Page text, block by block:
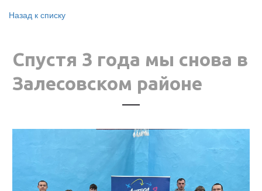
Назад к списку
Спустя 3 года мы снова в
Залесовском районе